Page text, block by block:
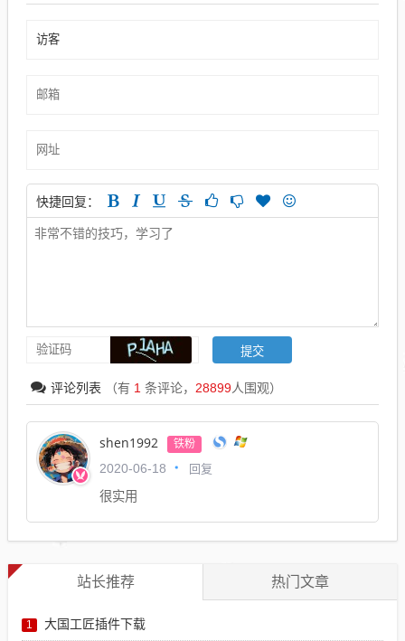
快捷回复：
评论列表 （有 1 条评论， 28899人围观）
shen1992 铁粉
2020-06-18 回复
很实用
站长推荐 热门文章
1 大国工匠插件下载